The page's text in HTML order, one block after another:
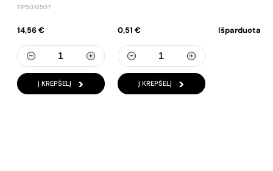
TIP5010507
14,56 €
Į KREPŠELĮ
0,51 €
Į KREPŠELĮ
Išparduota